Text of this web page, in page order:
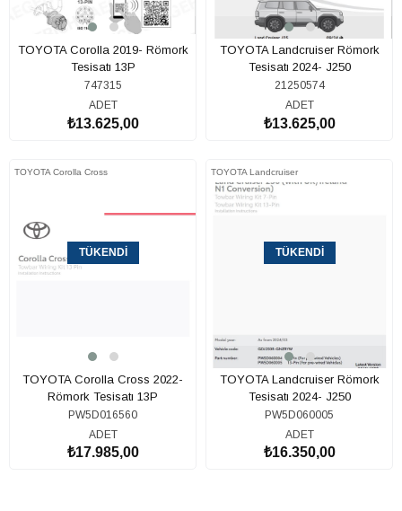
TOYOTA Corolla 2019- Römork
Tesisatı 13P
747315
ADET
₺13.625,00
TOYOTA Landcruiser Römork
Tesisatı 2024- J250
21250574
ADET
₺13.625,00
TOYOTA Corolla Cross
TÜKENDI
TOYOTA Corolla Cross 2022-
Römork Tesisatı 13P
PW5D016560
ADET
₺17.985,00
TOYOTA Landcruiser
TÜKENDI
TOYOTA Landcruiser Römork
Tesisatı 2024- J250
PW5D060005
ADET
₺16.350,00